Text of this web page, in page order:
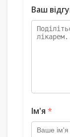
Ваш
Ім'я *